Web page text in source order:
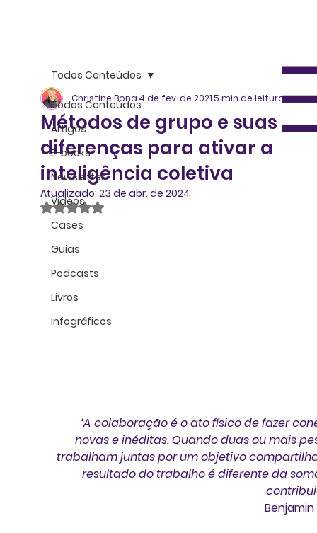
Todos Conteúdos
Artigos
E-books
Newsletter
Vídeos
Cases
Guias
Podcasts
Livros
Infográficos
Todos Conteúdos
Métodos de grupo e suas
diferenças para ativar a
inteligência coletiva
Christine Bona4 de fev. de 20215 min de leitura
Atualizado: 23 de abr. de 2024
Avaliado com NaN de 5 estrelas.
‘A colaboração é o ato físico de fazer
novas e inéditas. Quando duas ou mais
trabalham juntas por um objetivo
resultado do trabalho é diferente da